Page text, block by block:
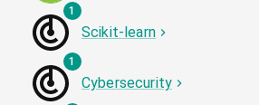
1
Scikit-learn
1
Cybersecurity